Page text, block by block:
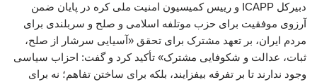
دبیرکل ICAPP و رییس کمیسیون امنیت ملی کره در پایان ضمن
آرزوی موفقیت برای حزب موتلفه اسلامی و صلح و سربلندی برای
مردم ایران، بر تعهد مشترک برای تحقق «آسیایی سرشار از صلح،
ثبات، عدالت و شکوفایی مشترک» تأکید کرد و گفت: احزاب سیاسی
وجود ندارند تا بر تفرقه بیفزایند، بلکه برای ساختن تفاهم؛ نه برای